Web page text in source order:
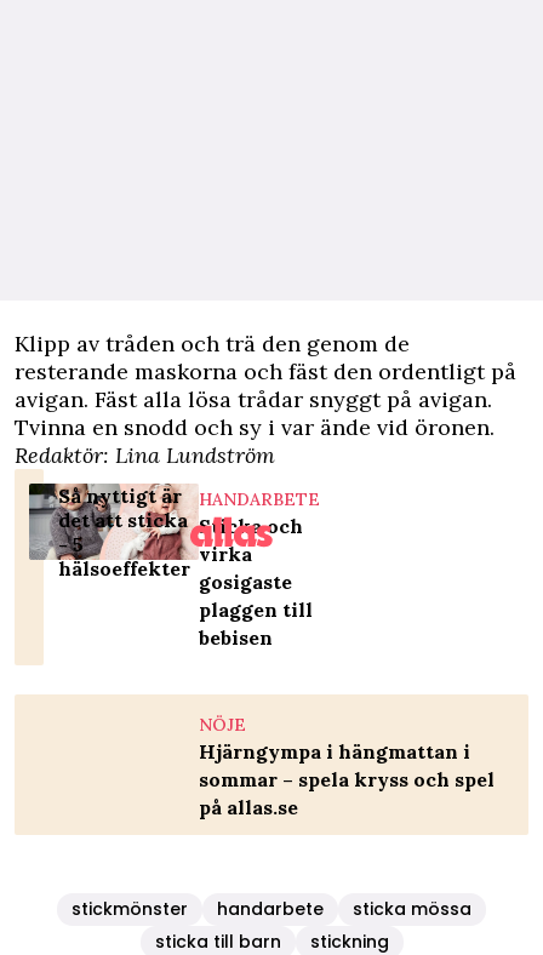
Klipp av tråden och trä den genom de
resterande maskorna och fäst den ordentligt på
avigan. Fäst alla lösa trådar snyggt på avigan.
Tvinna en snodd och sy i var ände vid öronen.
Redaktör: Lina Lundström
HANDARBETE
Sticka och
virka
gosigaste
plaggen till
bebisen
Så nyttigt är
det att sticka
- 5
hälsoeffekter
NÖJE
Hjärngympa i hängmattan i
sommar – spela kryss och spel
på allas.se
stickmönster handarbete
sticka mössa
sticka till barn
stickning